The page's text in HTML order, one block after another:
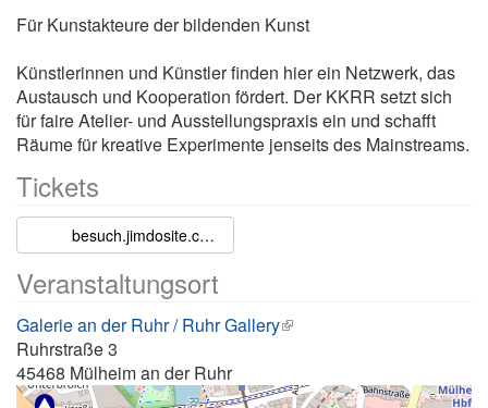
Für Kunstakteure der bildenden Kunst
Künstlerinnen und Künstler finden hier ein Netzwerk, das
Austausch und Kooperation fördert. Der KKRR setzt sich
für faire Atelier- und Ausstellungspraxis ein und schafft
Räume für kreative Experimente jenseits des Mainstreams.
Tickets
besuch.jimdosite.com
Veranstaltungsort
Galerie an der Ruhr / Ruhr Gallery
Ruhrstraße 3
45468 Mülheim an der Ruhr